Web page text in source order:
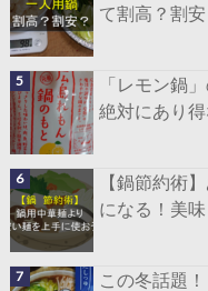
て割高？割
「レモン鍋
絶対にあり
【鍋節約術
になる！美
この冬話題